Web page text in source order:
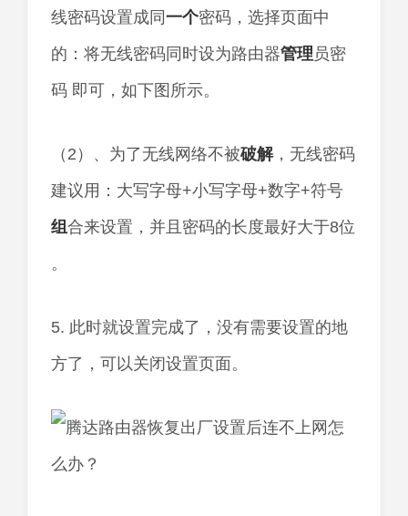
线密码设置成同 一个密码，选择页面中
的：将无线密码同时设为路由器管理 员密
码 即可，如下图所示。
（2）、为了无线网络不被破解，无线密码
建议用：大写字母+小写字母+数字+符号
组合来设置，并且密码的长度最好大于8位
。
5. 此时就设置完成了，没有需要设置的地
方了，可以关闭设置页面。